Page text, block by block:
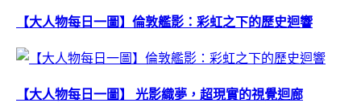
【大人物每日一圖】倫敦艦影：彩虹之下的歷史迴響
【大人物每日一圖】 光影織夢，超現實的視覺迴廊